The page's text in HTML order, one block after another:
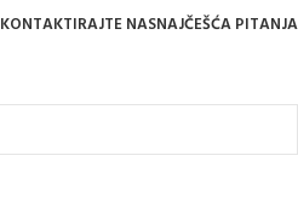
KONTAKTIRAJTE NASNAJČEŠĆA PITANJA